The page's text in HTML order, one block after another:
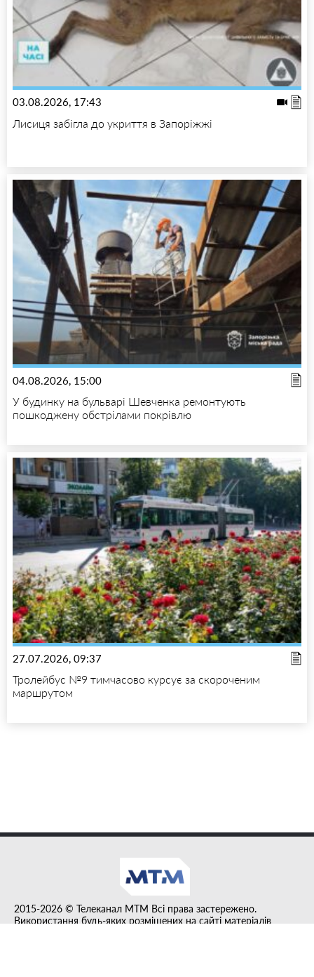
03.08.2026, 17:43
Лисиця забігла до укриття в Запоріжжі
04.08.2026, 15:00
У будинку на бульварі Шевченка ремонтують
пошкоджену обстрілами покрівлю
27.07.2026, 09:37
Тролейбус №9 тимчасово курсує за скороченим
маршрутом
2015-2026 © Телеканал MTM Всі права застережено.
Використання будь-яких розміщених на сайті матеріалів